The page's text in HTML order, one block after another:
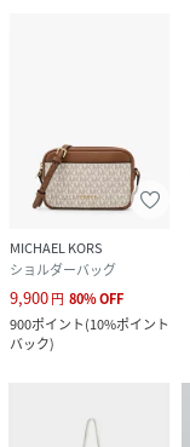
MICHAEL KORS
ショルダーバッグ
9,900円 80%OFF
900ポイント(10%ポイント
バック)